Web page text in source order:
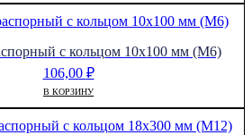
с кольцом 10х100 мм (М6)
106,00 ₽
В КОРЗИНУ